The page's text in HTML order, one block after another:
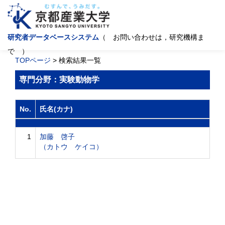
研究者データベースシステム （ お問い合わせは，研究機構ま
で ）
TOPページ > 検索結果一覧
専門分野：実験動物学
No. 氏名(カナ)
1
加藤 啓子
（カトウ ケイコ）